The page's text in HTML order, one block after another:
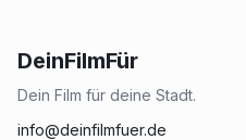
DeinFilmFür
Dein Film für deine Stadt.
info@deinfilmfuer.de